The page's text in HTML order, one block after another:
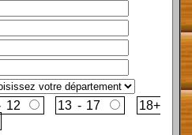
12 13 - 17 18+